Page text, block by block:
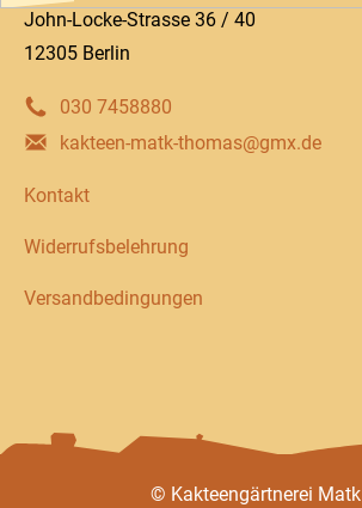
John-Locke-Strasse 36 / 40
12305 Berlin
030 7458880
kakteen-matk-thomas@gmx.de
Kontakt
Widerrufsbelehrung
Versandbedingungen
© Kakteengärtnerei Matk